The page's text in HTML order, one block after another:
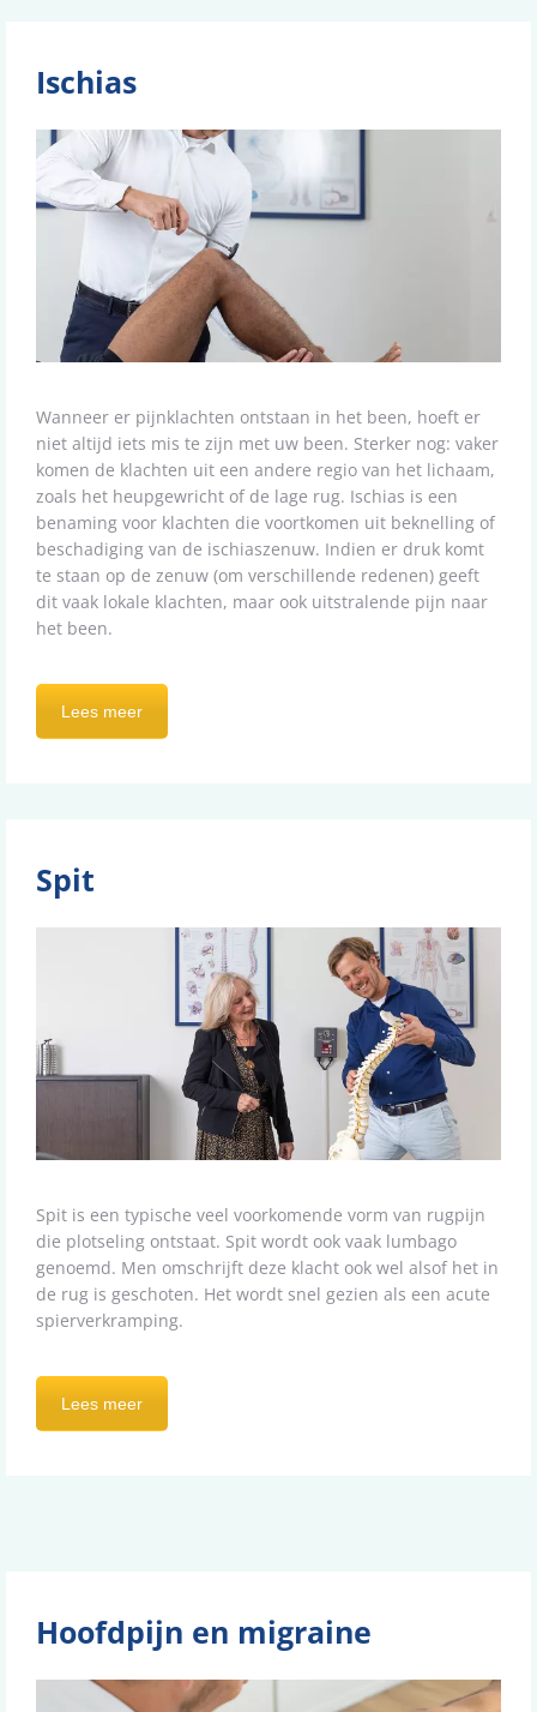
Ischias
Wanneer er pijnklachten ontstaan in het been, hoeft er
niet altijd iets mis te zijn met uw been. Sterker nog: vaker
komen de klachten uit een andere regio van het lichaam,
zoals het heupgewricht of de lage rug. Ischias is een
benaming voor klachten die voortkomen uit beknelling of
beschadiging van de ischiaszenuw. Indien er druk komt
te staan op de zenuw (om verschillende redenen) geeft
dit vaak lokale klachten, maar ook uitstralende pijn naar
het been.
Lees meer
Spit
Spit is een typische veel voorkomende vorm van rugpijn
die plotseling ontstaat. Spit wordt ook vaak lumbago
genoemd. Men omschrijft deze klacht ook wel alsof het in
de rug is geschoten. Het wordt snel gezien als een acute
spierverkramping.
Lees meer
Hoofdpijn en migraine